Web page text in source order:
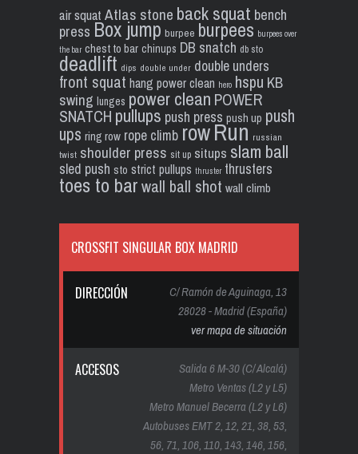
air squat Atlas stone back squat bench
press Box jump burpee burpees burpees over
the bar chest to bar chinups DB snatch db sto
deadlift dips double under double unders
front squat hang power clean hero hspu KB
swing lunges power clean POWER
SNATCH pullups push press push up push
ups ring row rope climb rowRun russian
twist shoulder press sit up situps slam ball
sled push sto strict pullups thruster thrusters
toes to barwall ball shot wall climb
CROSSFIT SINGULAR BOX MADRID
DIRECCIÓN
C/ Ramón de Aguinaga, 13
28028 - Madrid (España)
ver mapa de situación
ACCESOS
Salida 6 M-30 (C/ Alcalá)
Metro Ventas (L2 y L5)
Metro Manuel Becerra (L2 y L6)
Autobuses EMT 2, 12, 21, 38, 53,
56, 71, 106, 110, 143, 146, 156,